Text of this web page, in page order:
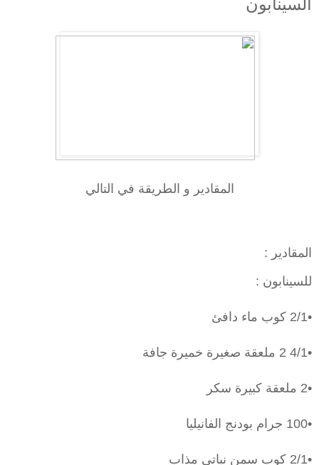
السينابون
المقادير و الطريقة في التالي
المقادير :
للسينابون :
•2/1 كوب ماء دافئ
•4/1 2 ملعقة صغيرة خميرة جافة
•2 ملعقة كبيرة سكر
•100 جرام بودنج الفانيليا
•2/1 كوب سمن نباتي مذاب